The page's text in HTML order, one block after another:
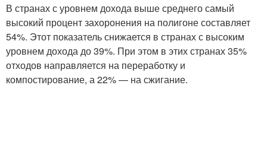
В странах с уровнем дохода выше среднего самый
высокий процент захоронения на полигоне составляет
54%. Этот показатель снижается в странах с высоким
уровнем дохода до 39%. При этом в этих странах 35%
отходов направляется на переработку и
компостирование, а 22% — на сжигание.